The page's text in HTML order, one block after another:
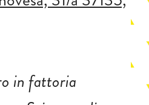
in fattoria